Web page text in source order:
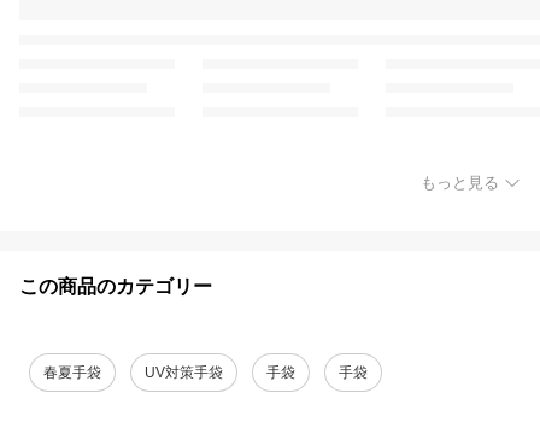
もっと見る
この商品のカテゴリー
春夏手袋 UV対策手袋 手袋 手袋